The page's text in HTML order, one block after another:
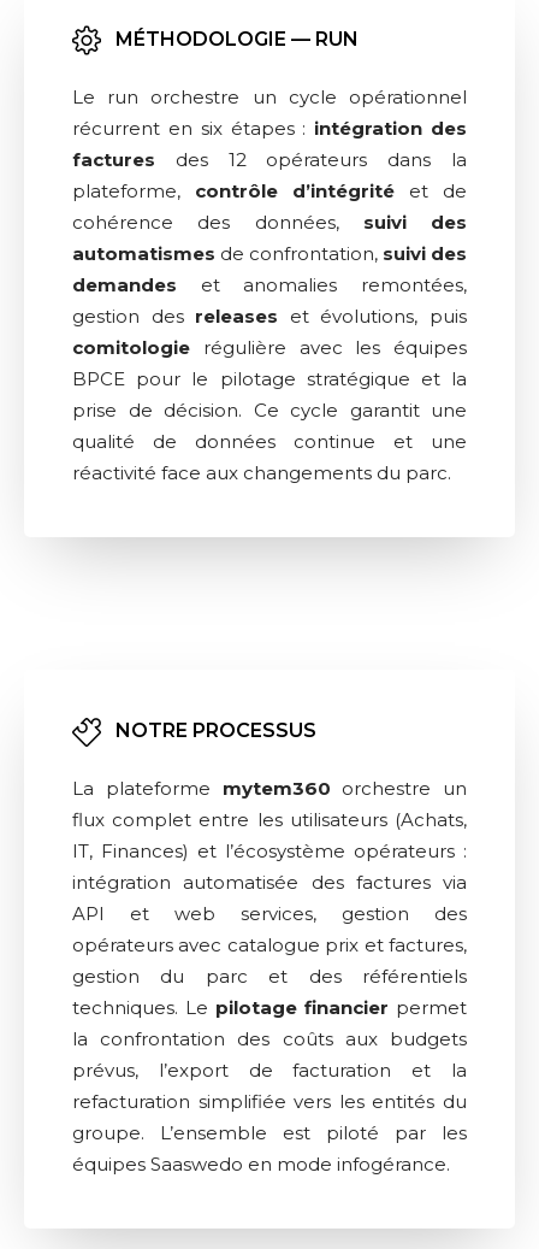
MÉTHODOLOGIE — RUN
Le run orchestre un cycle opérationnel
récurrent en six étapes : intégration des
factures des 12 opérateurs dans la
plateforme, contrôle d’intégrité et de
cohérence des données, suivi des
automatismes de confrontation, suivi des
demandes et anomalies remontées,
gestion des releases et évolutions, puis
comitologie régulière avec les équipes
BPCE pour le pilotage stratégique et la
prise de décision. Ce cycle garantit une
qualité de données continue et une
réactivité face aux changements du parc.
NOTRE PROCESSUS
La plateforme mytem360 orchestre un
flux complet entre les utilisateurs (Achats,
IT, Finances) et l’écosystème opérateurs :
intégration automatisée des factures via
API et web services, gestion des
opérateurs avec catalogue prix et factures,
gestion du parc et des référentiels
techniques. Le pilotage financier permet
la confrontation des coûts aux budgets
prévus, l’export de facturation et la
refacturation simplifiée vers les entités du
groupe. L’ensemble est piloté par les
équipes Saaswedo en mode infogérance.